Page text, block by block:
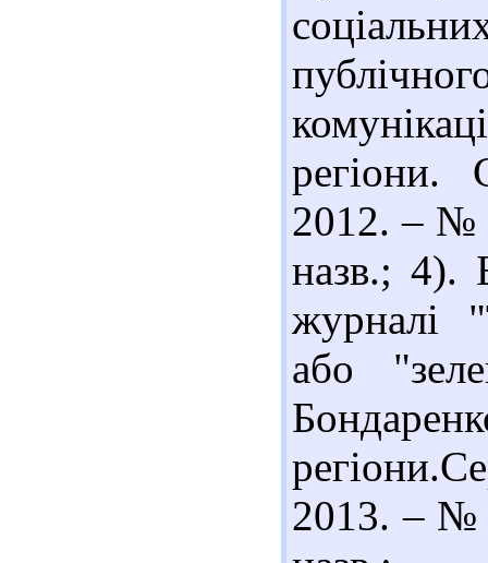
регіони.
2012. – №
назв.; 4).
журналі
або
2013. – №